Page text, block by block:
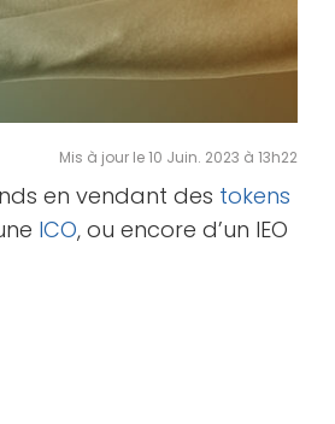
Mis à jour le 10 Juin. 2023 à 13h22
en vendant des tokens
ICO, ou encore d’un IEO